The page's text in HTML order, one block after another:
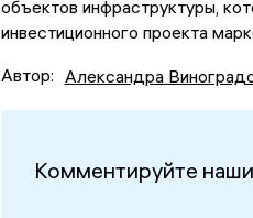
объектов инфраструктуры,
инвестиционного проекта
Автор: Александра
Комментируйте